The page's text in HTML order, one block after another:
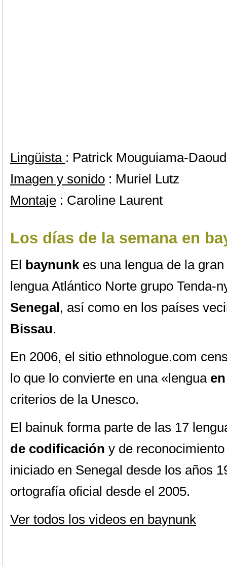
Lingüista : Patrick Mouguiama-
Imagen y sonido : Muriel Lutz
Montaje : Caroline Laurent
Los días de la semana en
El baynunk es una lengua de la
lengua Atlántico Norte grupo Tenda-
Senegal, así como en los países
Bissau.
En 2006, el sitio ethnologue.com
lo que lo convierte en una «lengua
criterios de la Unesco.
El bainuk forma parte de las 17
de codificación y de
iniciado en Senegal desde los años
ortografía oficial desde el 2005.
Ver todos los videos en baynunk